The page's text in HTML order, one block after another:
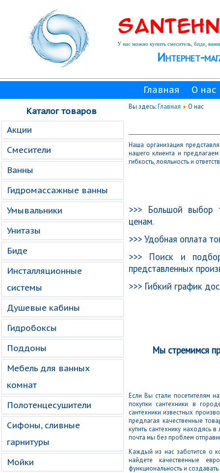
Интернет-
У нас можно купить смеситель, биде,
Главная О нас
Каталог товаров
Акции
Смесители
Ванны
Гидромассажные ванны
Умывальники
Унитазы
Биде
Инсталляционные
системы
Душевые кабины
Гидробоксы
Поддоны
Мебель для ванных
комнат
Полотенцесушители
Сифоны, сливные
гарнитуры
Мойки
Вы здесь:Главная О нас
Наша организация
нашего клиента и
гибкость, лояльность и
>>> Большой выбор
ценам.
>>> Удобная оплата
>>> Поиск и
представленных
>>> Гибкий график
Мы стремимся
Если Вы стали посетителям
покупки сантехники в
сантехники известных
предлагая качественные
купить сантехнику находясь
почта мы без проблем
Каждый из нас заботится о
найдете качественные
функциональность и